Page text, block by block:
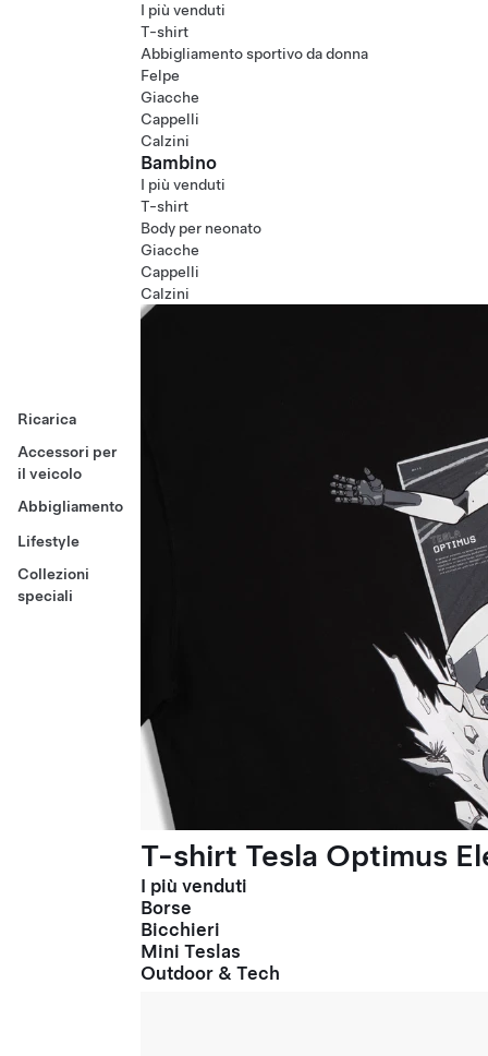
Ricarica
Accessori per
il veicolo
Abbigliamento
Lifestyle
Collezioni
speciali
I più venduti
T-shirt
Abbigliamento sportivo da donna
Felpe
Giacche
Cappelli
Calzini
Bambino
I più venduti
T-shirt
Body per neonato
Giacche
Cappelli
Calzini
T-shirt Tesla Optimus
I più venduti
Borse
Bicchieri
Mini Teslas
Outdoor & Tech